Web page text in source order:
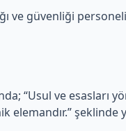
ve güvenliği
“Usul ve
şeklinde